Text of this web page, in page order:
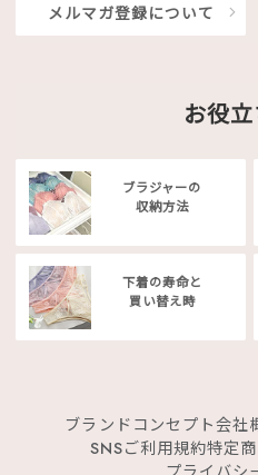
メルマガ登録について
お役
ブラジャーの
収納方法
下着の寿命と
買い替え時
ブランドコンセプト会社
SNSご利用規約特定